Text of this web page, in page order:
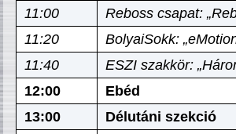
11:00
Reboss csapat:
11:20
BolyaiSokk:
11:40
ESZI szakkör:
12:00
Ebéd
13:00
Délutáni szekció